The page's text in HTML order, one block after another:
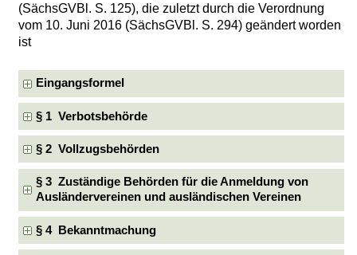
(SächsGVBl. S. 125), die zuletzt durch die Verordnung
vom 10. Juni 2016 (SächsGVBl. S. 294) geändert worden
ist
Eingangsformel
§ 1 Verbotsbehörde
§ 2 Vollzugsbehörden
§ 3 Zuständige Behörden für die Anmeldung von
Ausländervereinen und ausländischen Vereinen
§ 4 Bekanntmachung